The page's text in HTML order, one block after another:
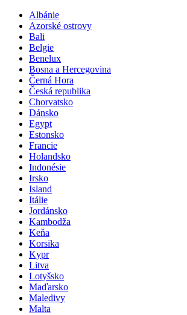
Albánie
Azorské ostrovy
Bali
Belgie
Benelux
Bosna a Hercegovina
Černá Hora
Česká republika
Chorvatsko
Dánsko
Egypt
Estonsko
Francie
Holandsko
Indonésie
Irsko
Island
Itálie
Jordánsko
Kambodža
Keňa
Korsika
Kypr
Litva
Lotyšsko
Maďarsko
Maledivy
Malta